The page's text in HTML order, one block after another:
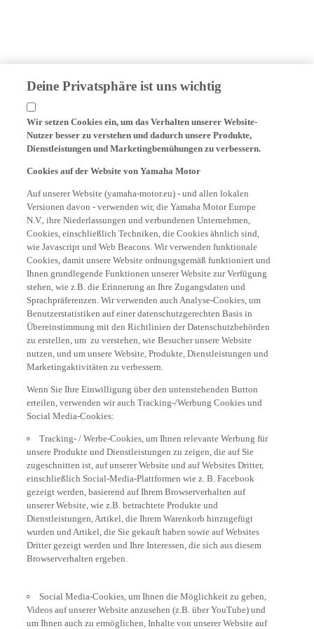
Deine Privatsphäre ist uns wichtig
Wir setzen Cookies ein, um das Verhalten unserer Website-
Nutzer besser zu verstehen und dadurch unsere Produkte,
Dienstleistungen und Marketingbemühungen zu verbessern.
Cookies auf der Website von Yamaha Motor
Auf unserer Website (yamaha-motor.eu) - und allen lokalen
Versionen davon - verwenden wir, die Yamaha Motor Europe
N.V., ihre Niederlassungen und verbundenen Unternehmen,
Cookies, einschließlich Techniken, die Cookies ähnlich sind,
wie Javascript und Web Beacons. Wir verwenden funktionale
Cookies, damit unsere Website ordnungsgemäß funktioniert und
Ihnen grundlegende Funktionen unserer Website zur Verfügung
stehen, wie z.B. die Erinnerung an Ihre Zugangsdaten und
Sprachpräferenzen. Wir verwenden auch Analyse-Cookies, um
Benutzerstatistiken auf einer datenschutzgerechten Basis in
Übereinstimmung mit den Richtlinien der Datenschutzbehörden
zu erstellen, um zu verstehen, wie Besucher unsere Website
nutzen, und um unsere Website, Produkte, Dienstleistungen und
Marketingaktivitäten zu verbessern.
Wenn Sie Ihre Einwilligung über den untenstehenden Button
erteilen, verwenden wir auch Tracking-/Werbung Cookies und
Social Media-Cookies:
Tracking- / Werbe-Cookies, um Ihnen relevante Werbung für
unsere Produkte und Dienstleistungen zu zeigen, die auf Sie
zugeschnitten ist, auf unserer Website und auf Websites Dritter,
einschließlich Social-Media-Plattformen wie z. B. Facebook
gezeigt werden, basierend auf Ihrem Browserverhalten auf
unserer Website, wie z.B. betrachtete Produkte und
Dienstleistungen, Artikel, die Ihrem Warenkorb hinzugefügt
wurden und Artikel, die Sie gekauft haben sowie auf Websites
Dritter gezeigt werden und Ihre Interessen, die sich aus diesem
Browserverhalten ergeben.
Social Media-Cookies, um Ihnen die Möglichkeit zu geben,
Videos auf unserer Website anzusehen (z.B. über YouTube) und
um Ihnen auch zu ermöglichen, Inhalte von unserer Website auf